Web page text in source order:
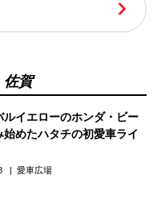
佐賀
ルイエローのホンダ・ビー
始めたハタチの初愛車ライ
愛車広場